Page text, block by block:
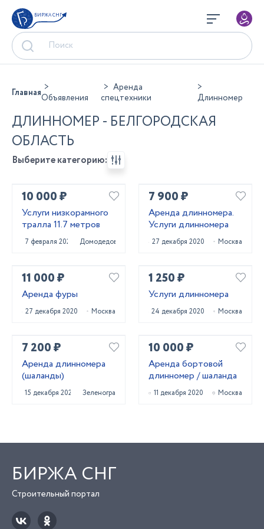
БИРЖА СНГ
ГлавнаяОбъявления
Аренда
спецтехники
Длинномер
ДЛИННОМЕР - БЕЛГОРОДСКАЯ
ОБЛАСТЬ
Выберите категорию:
10 000 ₽
Услуги низкорамного
тралла 11.7 метров
7 февраля 2022 Домодедово
7 900 ₽
Аренда длинномера.
Услуги длинномера
27 декабря 2020 Москва
11 000 ₽
Аренда фуры
27 декабря 2020 Москва
1 250 ₽
Услуги длинномера
24 декабря 2020 Москва
7 200 ₽
Аренда длинномера
(шаланды)
15 декабря 2020 Зеленоград
10 000 ₽
Аренда бортовой
длинномер / шаланда
11 декабря 2020 Москва
БИРЖА СНГ
Строительный портал